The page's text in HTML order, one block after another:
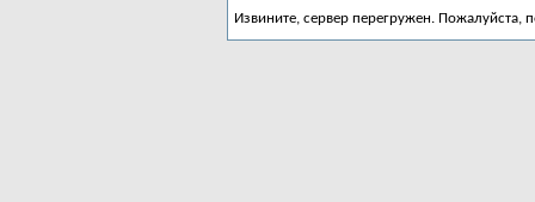
Извините, сервер перегружен. Пожалуйста,